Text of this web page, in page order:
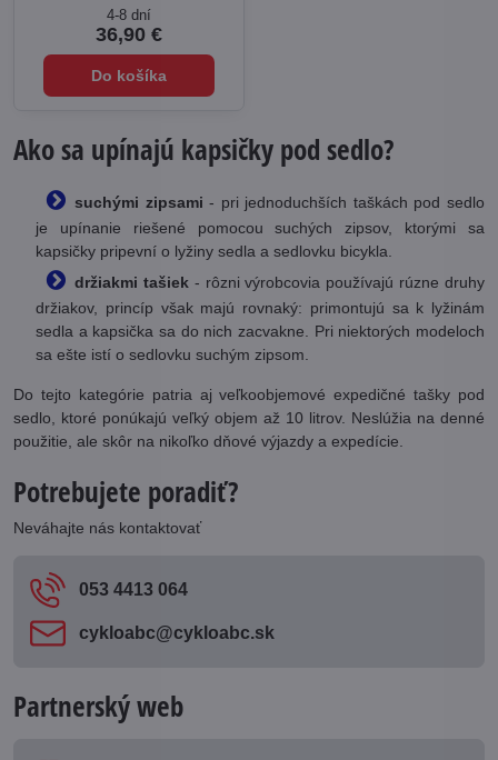
4-8 dní
36,90 €
Do košíka
Ako sa upínajú kapsičky pod sedlo?
suchými zipsami - pri jednoduchších taškách pod sedlo
je upínanie riešené pomocou suchých zipsov, ktorými sa
kapsičky pripevní o lyžiny sedla a sedlovku bicykla.
držiakmi tašiek - rôzni výrobcovia používajú rúzne druhy
držiakov, princíp však majú rovnaký: primontujú sa k lyžinám
sedla a kapsička sa do nich zacvakne. Pri niektorých modeloch
sa ešte istí o sedlovku suchým zipsom.
Do tejto kategórie patria aj veľkoobjemové expedičné tašky pod
sedlo, ktoré ponúkajú veľký objem až 10 litrov. Neslúžia na denné
použitie, ale skôr na nikoľko dňové výjazdy a expedície.
Potrebujete poradiť?
Neváhajte nás kontaktovať
053 4413 064
cykloabc​@cykloabc​.sk
Partnerský web